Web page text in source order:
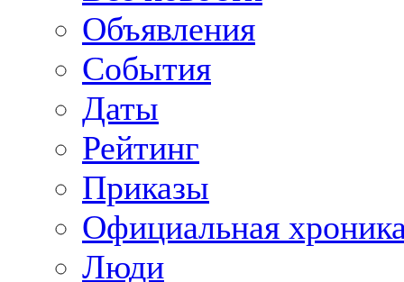
Объявления
События
Даты
Рейтинг
Приказы
Официальная
Люди